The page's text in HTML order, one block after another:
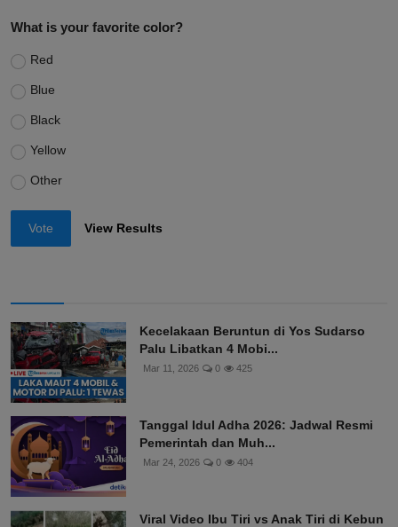
What is your favorite color?
Red
Blue
Black
Yellow
Other
Vote View Results
Kecelakaan Beruntun di Yos Sudarso
Palu Libatkan 4 Mobi...
Mar 11, 2026 0 425
Tanggal Idul Adha 2026: Jadwal Resmi
Pemerintah dan Muh...
Mar 24, 2026 0 404
Viral Video Ibu Tiri vs Anak Tiri di Kebun